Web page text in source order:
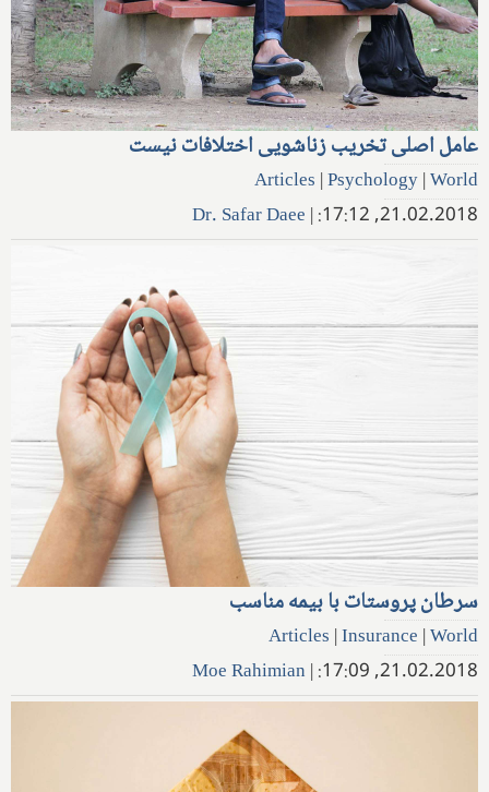
عامل اصلی تخریب زناشویی اختلافات نیست
Articles |Psychology|World
21.02.2018, 17:12:
|
Dr. Safar Daee
سرطان پروستات با بیمه مناسب
Articles |Insurance |World
21.02.2018, 17:09:
|
Moe Rahimian